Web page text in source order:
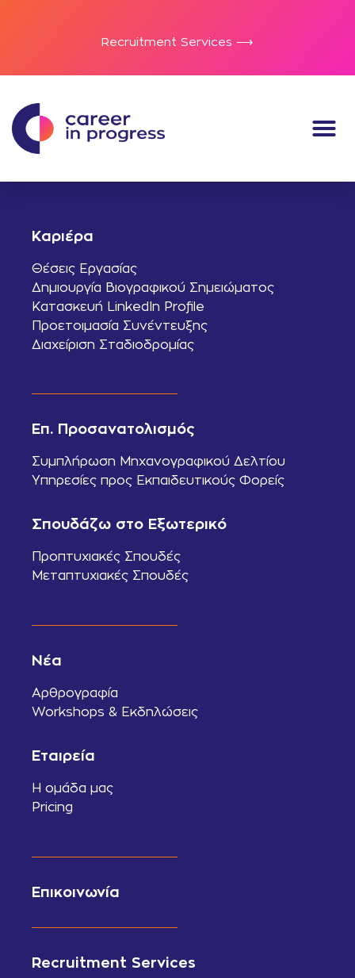
Recruitment Services ⟶
Καριέρα
Θέσεις Εργασίας
Δημιουργία Βιογραφικού Σημειώματος
Κατασκευή LinkedIn Profile
Προετοιμασία Συνέντευξης
Διαχείριση Σταδιοδρομίας
Επ. Προσανατολισμός
Συμπλήρωση Μηχανογραφικού Δελτίου
Υπηρεσίες προς Εκπαιδευτικούς Φορείς
Σπουδάζω στο Εξωτερικό
Προπτυχιακές Σπουδές
Μεταπτυχιακές Σπουδές
Νέα
Αρθρογραφία
Workshops & Εκδηλώσεις
Εταιρεία
Η ομάδα μας
Pricing
Επικοινωνία
Recruitment Services